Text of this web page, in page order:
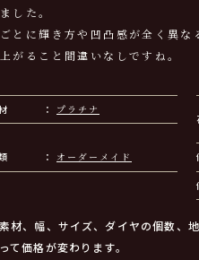
した。
とに輝き方や凹凸感が全く異
がること間違いなしですね。
プラチナ
オーダーメイド
材、幅、サイズ、ダイヤの個数、
て価格が変わります。